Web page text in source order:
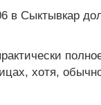
в Сыктывкар
хотя,